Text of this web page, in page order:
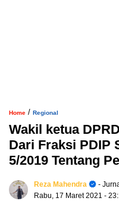
Home / Regional
Wakil ketua
Dari Fraksi PDIP
5/2019 Tentang
Reza Mahendra
-
Rabu, 17 Maret 2021 -